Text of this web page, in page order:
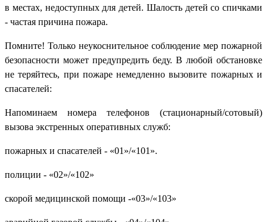
в местах, недоступных для детей. Шалость детей со спичками
- частая причина пожара.
Помните! Только неукоснительное соблюдение мер пожарной
безопасности может предупредить беду. В любой обстановке
не теряйтесь, при пожаре немедленно вызовите пожарных и
спасателей:
Напоминаем номера телефонов (стационарный/сотовый)
вызова экстренных оперативных служб:
пожарных и спасателей - «01»/«101».
полиции - «02»/«102»
скорой медицинской помощи -«03»/«103»